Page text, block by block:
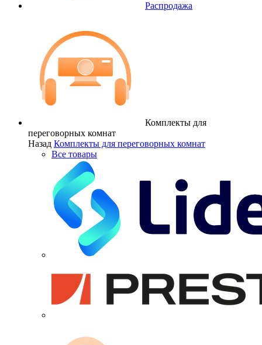
Распродажа
Комплекты для
переговорных комнат
Назад Комплекты для переговорных комнат
Все товары